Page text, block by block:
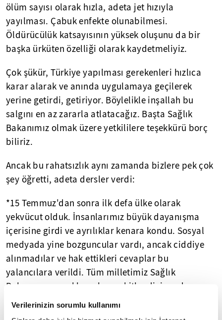
Verilerinizin sorumlu kullanımı
ölüm sayısı olarak hızla, adeta jet hızıyla
yayılması. Çabuk enfekte olunabilmesi.
Öldürücülük katsayısının yüksek oluşunu da bir
başka ürküten özelliği olarak kaydetmeliyiz.
Çok şükür, Türkiye yapılması gerekenleri hızlıca
karar alarak ve anında uygulamaya geçilerek
yerine getirdi, getiriyor. Böylelikle inşallah bu
salgını en az zararla atlatacağız. Başta Sağlık
Bakanımız olmak üzere yetkililere teşekkürü borç
biliriz.
Ancak bu rahatsızlık aynı zamanda bizlere pek çok
şey öğretti, adeta dersler verdi:
*15 Temmuz'dan sonra ilk defa ülke olarak
yekvücut olduk. İnsanlarımız büyük dayanışma
içerisine girdi ve ayrılıklar kenara kondu. Sosyal
medyada yine bozguncular vardı, ancak ciddiye
alınmadılar ve hak ettikleri cevaplar bu
yalancılara verildi. Tüm milletimiz Sağlık
Bakanımızın açıklamalarına kitlendi, inandı ve
güvendi.